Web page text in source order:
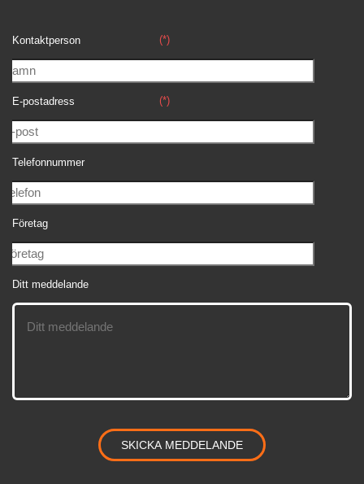
Kontaktperson (*)
E-postadress (*)
Telefonnummer
Företag
Ditt meddelande